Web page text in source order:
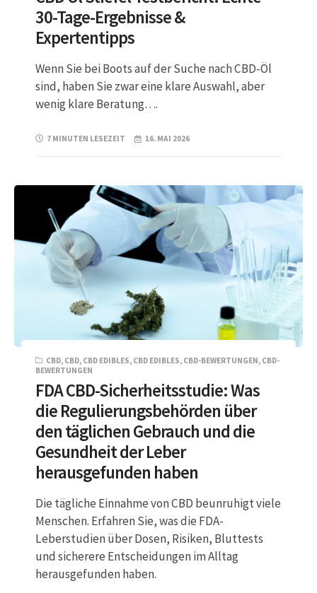
30-Tage-Ergebnisse &
Expertentipps
Wenn Sie bei Boots auf der Suche nach CBD-Öl
sind, haben Sie zwar eine klare Auswahl, aber
wenig klare Beratung….
7 MINUTEN LESEZEIT 16. MAI 2026
CBD, CBD, CBD EDIBLES, CBD EDIBLES, CBD-BEWERTUNGEN, CBD-
BEWERTUNGEN
FDA CBD-Sicherheitsstudie: Was
die Regulierungsbehörden über
den täglichen Gebrauch und die
Gesundheit der Leber
herausgefunden haben
Die tägliche Einnahme von CBD beunruhigt viele
Menschen. Erfahren Sie, was die FDA-
Leberstudien über Dosen, Risiken, Bluttests
und sicherere Entscheidungen im Alltag
herausgefunden haben.